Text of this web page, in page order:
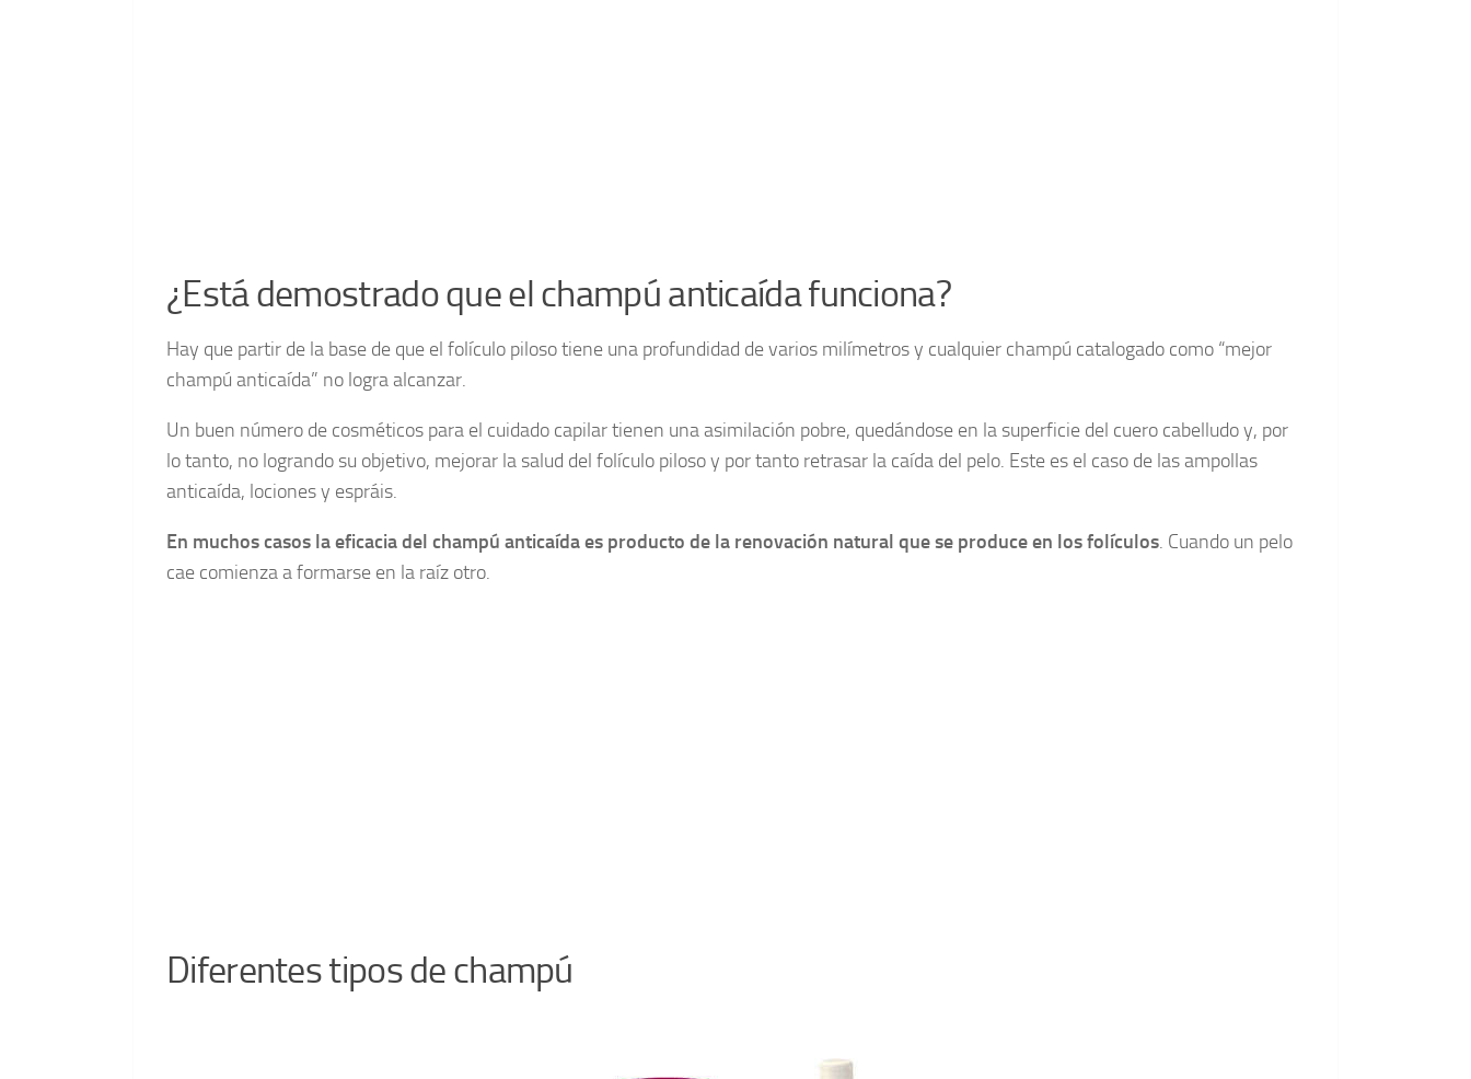
¿Está demostrado que el champú anticaída funciona?
Hay que partir de la base de que el folículo piloso tiene una profundidad de varios milímetros y cualquier champú catalogado como “mejor
champú anticaída” no logra alcanzar.
Un buen número de cosméticos para el cuidado capilar tienen una asimilación pobre, quedándose en la superficie del cuero cabelludo y, por
lo tanto, no logrando su objetivo, mejorar la salud del folículo piloso y por tanto retrasar la caída del pelo. Este es el caso de las ampollas
anticaída, lociones y espráis.
En muchos casos la eficacia del champú anticaída es producto de la renovación natural que se produce en los folículos. Cuando un pelo
cae comienza a formarse en la raíz otro.
Diferentes tipos de champú